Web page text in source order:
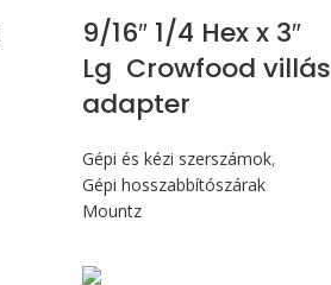
9/16″ 1/4 Hex x 3″
Lg Crowfood villás
adapter
Gépi és kézi szerszámok,
Gépi hosszabbítószárak
Mountz